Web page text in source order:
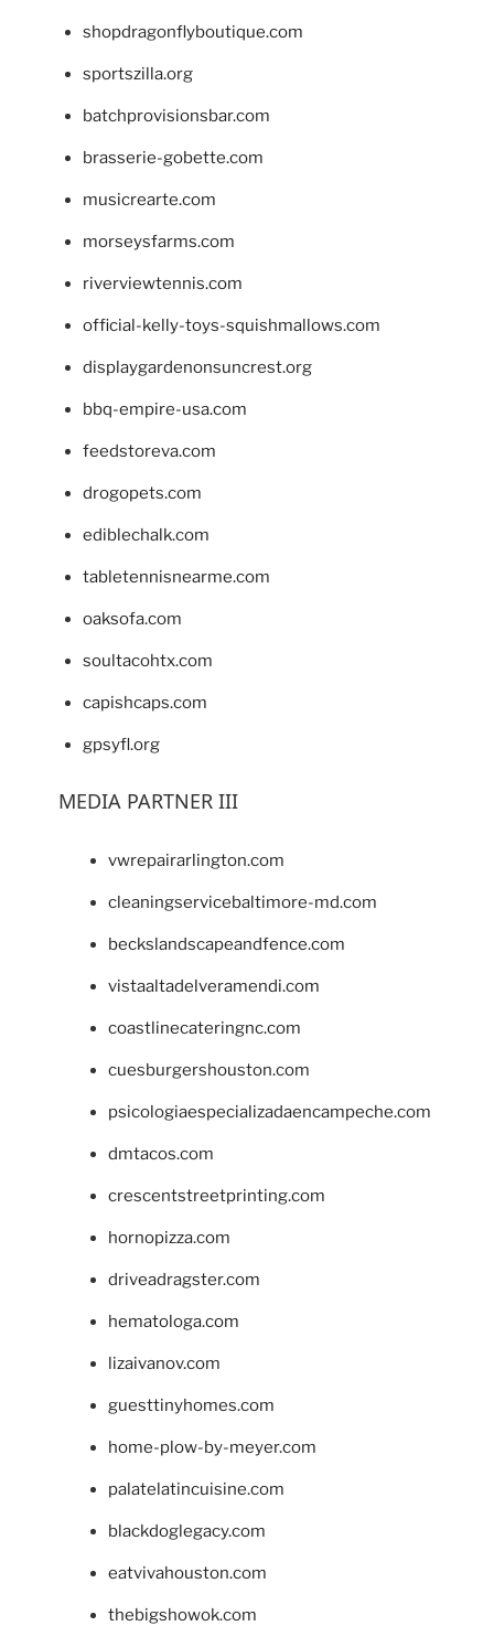
shopdragonflyboutique.com
sportszilla.org
batchprovisionsbar.com
brasserie-gobette.com
musicrearte.com
morseysfarms.com
riverviewtennis.com
official-kelly-toys-squishmallows.com
displaygardenonsuncrest.org
bbq-empire-usa.com
feedstoreva.com
drogopets.com
ediblechalk.com
tabletennisnearme.com
oaksofa.com
soultacohtx.com
capishcaps.com
gpsyfl.org
MEDIA PARTNER III
vwrepairarlington.com
cleaningservicebaltimore-md.com
beckslandscapeandfence.com
vistaaltadelveramendi.com
coastlinecateringnc.com
cuesburgershouston.com
psicologiaespecializadaencampeche.com
dmtacos.com
crescentstreetprinting.com
hornopizza.com
driveadragster.com
hematologa.com
lizaivanov.com
guesttinyhomes.com
home-plow-by-meyer.com
palatelatincuisine.com
blackdoglegacy.com
eatvivahouston.com
thebigshowok.com